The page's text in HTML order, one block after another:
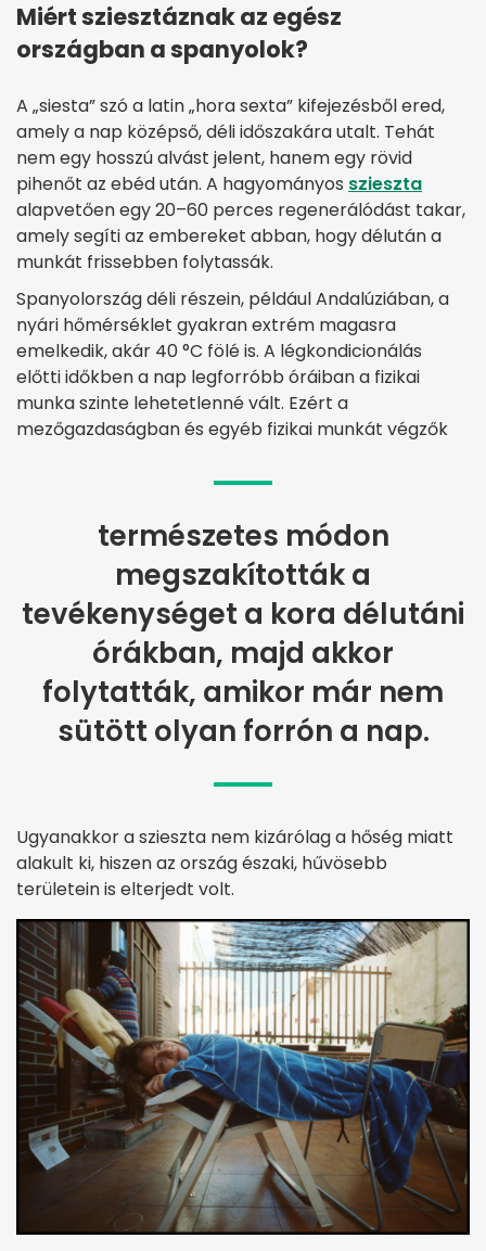
Miért sziesztáznak az egész
országban a spanyolok?
A „siesta” szó a latin „hora sexta” kifejezésből ered,
amely a nap középső, déli időszakára utalt. Tehát
nem egy hosszú alvást jelent, hanem egy rövid
pihenőt az ebéd után. A hagyományos szieszta
alapvetően egy 20–60 perces regenerálódást takar,
amely segíti az embereket abban, hogy délután a
munkát frissebben folytassák.
Spanyolország déli részein, például Andalúziában, a
nyári hőmérséklet gyakran extrém magasra
emelkedik, akár 40 °C fölé is. A légkondicionálás
előtti időkben a nap legforróbb óráiban a fizikai
munka szinte lehetetlenné vált. Ezért a
mezőgazdaságban és egyéb fizikai munkát végzők
természetes módon
megszakították a
tevékenységet a kora délutáni
órákban, majd akkor
folytatták, amikor már nem
sütött olyan forrón a nap.
Ugyanakkor a szieszta nem kizárólag a hőség miatt
alakult ki, hiszen az ország északi, hűvösebb
területein is elterjedt volt.